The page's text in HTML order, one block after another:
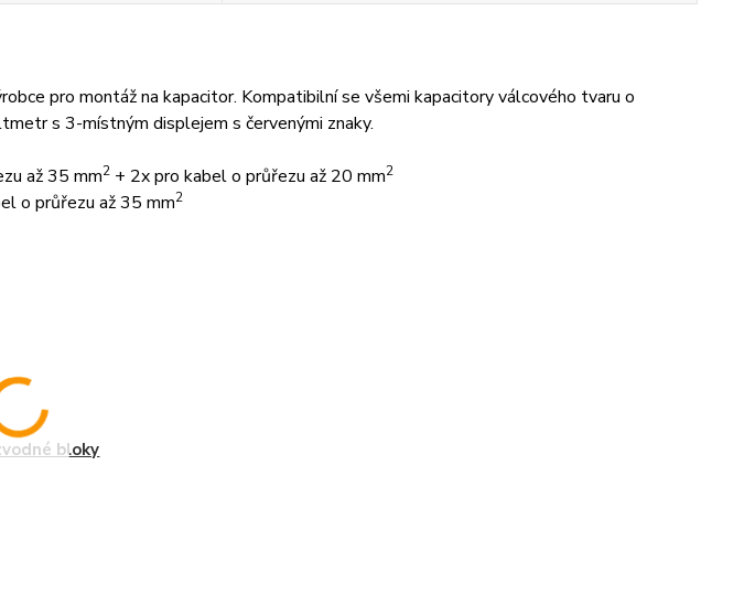
pro montáž na kapacitor. Kompatibilní se všemi kapacitory válcového tvaru o
s 3-místným displejem s červenými znaky.
až 35 mm2+ 2x pro kabel o průřezu až 20 mm2
o průřezu až 35 mm2
bloky